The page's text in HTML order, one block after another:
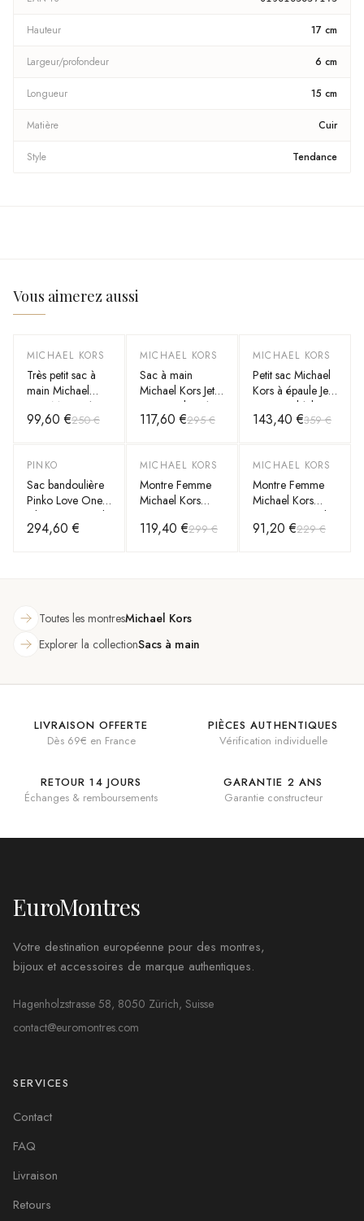
Hauteur 17 cm
Largeur/profondeur 6 cm
Longueur 15 cm
Matière Cuir
Style Tendance
Vous aimerez aussi
-60%
MICHAEL KORS
Très petit sac à
main Michael
Kors Mercer à
bandoulière en
grainé Safiano
99,60 €250 €
-60%
MICHAEL KORS
Sac à main
Michael Kors Jet
Set Travel XS à
logo MK
117,60 €295 €
-60%
MICHAEL KORS
Petit sac Michael
Kors à épaule Jet
Set Travel à logo
et à pochettes
143,40 €359 €
PINKO
Sac bandoulière
Pinko Love One
Classic en cuir de
vachette
294,60 €
-60%
MICHAEL KORS
Montre Femme
Michael Kors
119,40 €299 €
-60%
MICHAEL KORS
Montre Femme
Michael Kors
MK3491 Bracelet
en acier or rose
91,20 €229 €
Toutes les montresMichael Kors
Explorer la collectionSacs à main
LIVRAISON OFFERTE
Dès 69€ en France
PIÈCES AUTHENTIQUES
Vérification individuelle
RETOUR 14 JOURS
Échanges & remboursements
GARANTIE 2 ANS
Garantie constructeur
EuroMontres
Votre destination européenne pour des montres,
bijoux et accessoires de marque authentiques.
Hagenholzstrasse 58, 8050 Zürich, Suisse
contact@euromontres.com
SERVICES
Contact
FAQ
Livraison
Retours